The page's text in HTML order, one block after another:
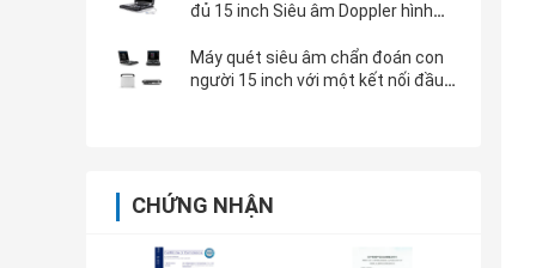
đủ 15 inch Siêu âm Doppler hình
Máy quét siêu âm chẩn đoán con
người 15 inch với một kết nối đầu
CHỨNG NHẬN